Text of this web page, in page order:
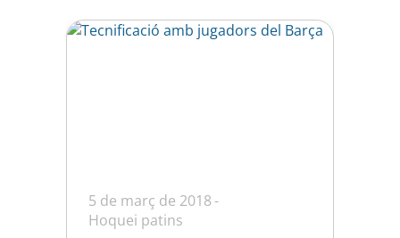
5 de març de 2018
Hoquei patins